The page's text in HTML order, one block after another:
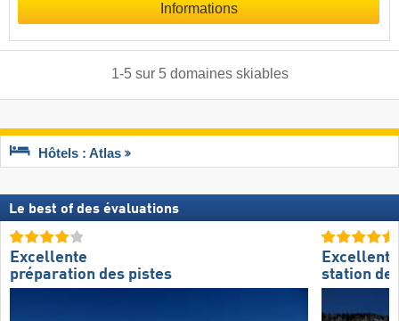
Informations
1-5sur 5 domaines skiables
Hôtels : Atlas
Le best of des évaluations
Excellente
préparation des pistes
Excellente
station